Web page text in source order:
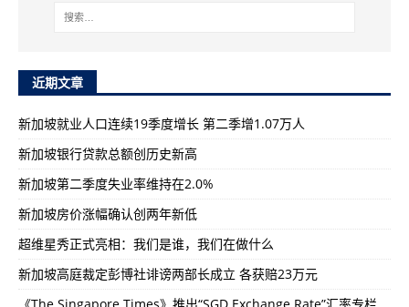
近期文章
新加坡就业人口连续19季度增长 第二季增1.07万人
新加坡银行贷款总额创历史新高
新加坡第二季度失业率维持在2.0%
新加坡房价涨幅确认创两年新低
超维星秀正式亮相：我们是谁，我们在做什么
新加坡高庭裁定彭博社诽谤两部长成立 各获赔23万元